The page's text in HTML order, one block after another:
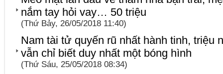
nắm tay hỏi vay… 50 triệu
(Thứ Bảy, 26/05/2018 11:40)
Nam tài tử quyến rũ nhất hành tinh, triệu
vẫn chỉ biết duy nhất một bóng hình
(Thứ Sáu, 25/05/2018 08:34)